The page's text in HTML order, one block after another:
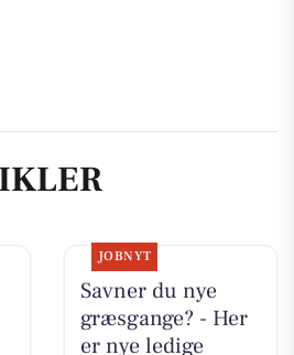
JOBNYT
Savner du nye
græsgange? - Her
er nye ledige